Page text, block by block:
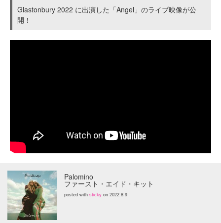
Glastonbury 2022 に出演した「Angel」のライブ映像が公
開！
Palomino
ファースト・エイド・キット
posted with sticky on 2022.8.9